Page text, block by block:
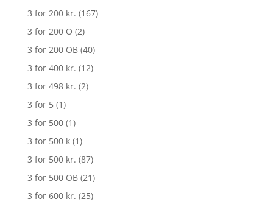
3 for 200 kr. (167)
3 for 200 O (2)
3 for 200 OB (40)
3 for 400 kr. (12)
3 for 498 kr. (2)
3 for 5 (1)
3 for 500 (1)
3 for 500 k (1)
3 for 500 kr. (87)
3 for 500 OB (21)
3 for 600 kr. (25)